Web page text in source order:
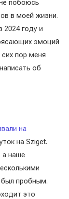
побоюсь
в моей жизни.
2024 году и
эмоций
пор меня
об
на
на Sziget.
а наше
был пробным.
это